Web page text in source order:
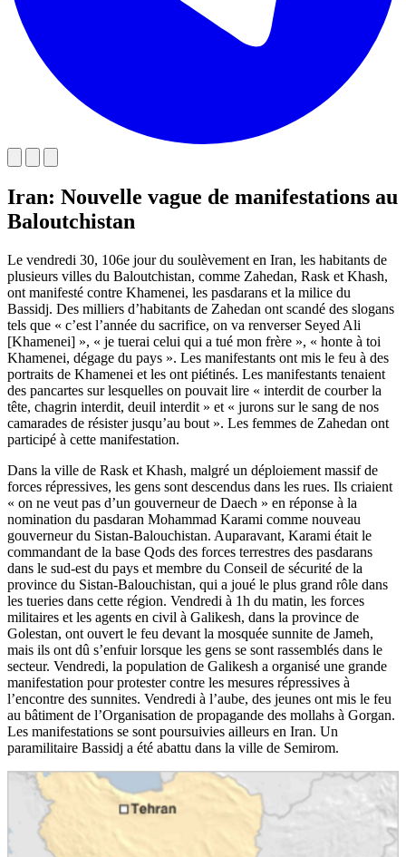
Iran: Nouvelle vague de manifestations au
Baloutchistan
Le vendredi 30, 106e jour du soulèvement en Iran, les habitants de
plusieurs villes du Baloutchistan, comme Zahedan, Rask et Khash,
ont manifesté contre Khamenei, les pasdarans et la milice du
Bassidj. Des milliers d’habitants de Zahedan ont scandé des slogans
tels que « c’est l’année du sacrifice, on va renverser Seyed Ali
[Khamenei] », « je tuerai celui qui a tué mon frère », « honte à toi
Khamenei, dégage du pays ». Les manifestants ont mis le feu à des
portraits de Khamenei et les ont piétinés. Les manifestants tenaient
des pancartes sur lesquelles on pouvait lire « interdit de courber la
tête, chagrin interdit, deuil interdit » et « jurons sur le sang de nos
camarades de résister jusqu’au bout ». Les femmes de Zahedan ont
participé à cette manifestation.
Dans la ville de Rask et Khash, malgré un déploiement massif de
forces répressives, les gens sont descendus dans les rues. Ils criaient
« on ne veut pas d’un gouverneur de Daech » en réponse à la
nomination du pasdaran Mohammad Karami comme nouveau
gouverneur du Sistan-Balouchistan. Auparavant, Karami était le
commandant de la base Qods des forces terrestres des pasdarans
dans le sud-est du pays et membre du Conseil de sécurité de la
province du Sistan-Balouchistan, qui a joué le plus grand rôle dans
les tueries dans cette région. Vendredi à 1h du matin, les forces
militaires et les agents en civil à Galikesh, dans la province de
Golestan, ont ouvert le feu devant la mosquée sunnite de Jameh,
mais ils ont dû s’enfuir lorsque les gens se sont rassemblés dans le
secteur. Vendredi, la population de Galikesh a organisé une grande
manifestation pour protester contre les mesures répressives à
l’encontre des sunnites. Vendredi à l’aube, des jeunes ont mis le feu
au bâtiment de l’Organisation de propagande des mollahs à Gorgan.
Les manifestations se sont poursuivies ailleurs en Iran. Un
paramilitaire Bassidj a été abattu dans la ville de Semirom.